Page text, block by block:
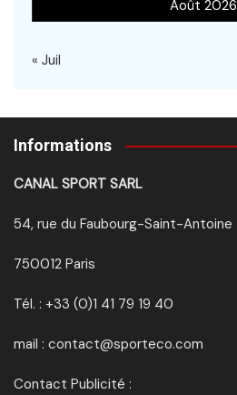
Août 2026
« Juil
Informations
CANAL SPORT SARL
54, rue du Faubourg-Saint-Antoine
750012 Paris
Tél. : +33 (0)1 41 79 19 40
mail : contact@sporteco.com
Contact Publicité :